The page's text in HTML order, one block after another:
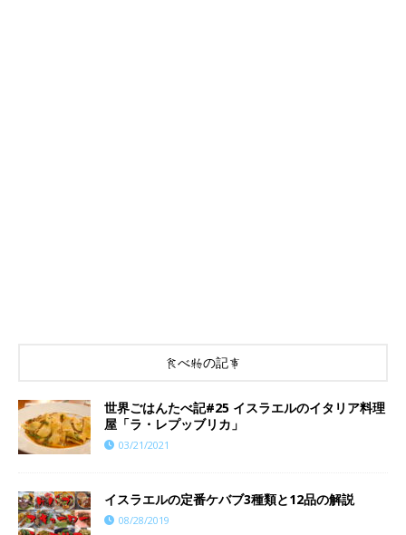
食べ物の記事
世界ごはんたべ記#25 イスラエルのイタリア料理
屋「ラ・レプッブリカ」
03/21/2021
イスラエルの定番ケバブ3種類と12品の解説
08/28/2019